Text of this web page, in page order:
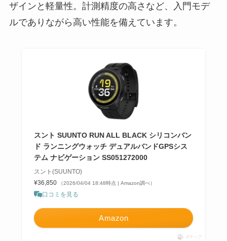
ザインと軽量性。計測精度の高さなど、入門モデ
ルでありながら高い性能を備えています。
スント SUUNTO RUN ALL BLACK シリコンバン
ド ランニングウォッチ デュアルバンドGPSシス
テム ナビゲーション SS051272000
スント(SUUNTO)
¥36,850
（2026/04/04 18:48時点 | Amazon調べ）
口コミを見る
Amazon
ポチップ